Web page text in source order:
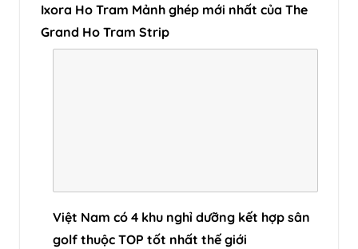
Ixora Ho Tram Mảnh ghép mới nhất của The
Grand Ho Tram Strip
Việt Nam có 4 khu nghỉ dưỡng kết hợp sân
golf thuộc TOP tốt nhất thế giới